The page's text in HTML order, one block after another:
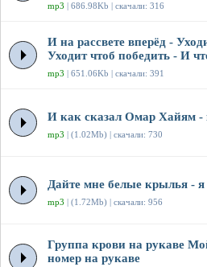
mp3 | 686.98Kb | скачали: 316
И на рассвете вперёд -
Уходит чтоб победить - И
mp3 | 651.06Kb | скачали: 391
И как сказал Омар Хайям -
mp3 | (1.02Mb) | скачали: 730
Дайте мне белые крылья -
mp3 | (1.72Mb) | скачали: 956
Группа крови на рукаве
номер на рукаве